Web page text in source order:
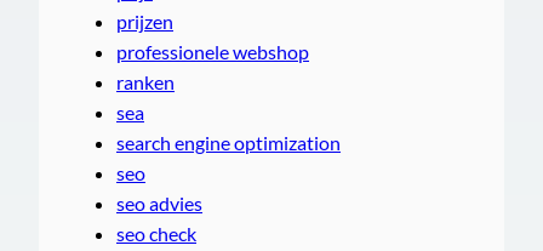
prijzen
professionele webshop
ranken
sea
search engine optimization
seo
seo advies
seo check